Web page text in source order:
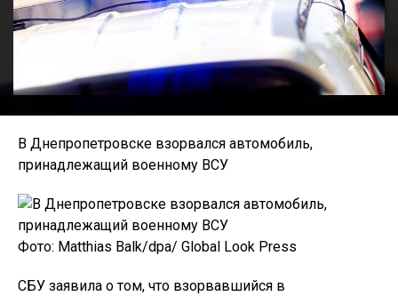
В Днепропетровске взорвался автомобиль,
принадлежащий военному ВСУ
Фото: Matthias Balk/dpa/ Global Look Press
СБУ заявила о том, что взорвавшийся в